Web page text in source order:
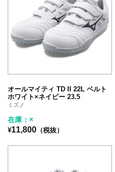
オールマイティ TD II 22L ベルト
ホワイト×ネイビー 23.5
ミズノ
在庫：×
¥11,800 （税抜）